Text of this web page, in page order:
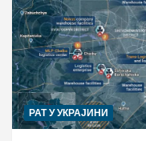
РАТ У УКРАЈИНИ